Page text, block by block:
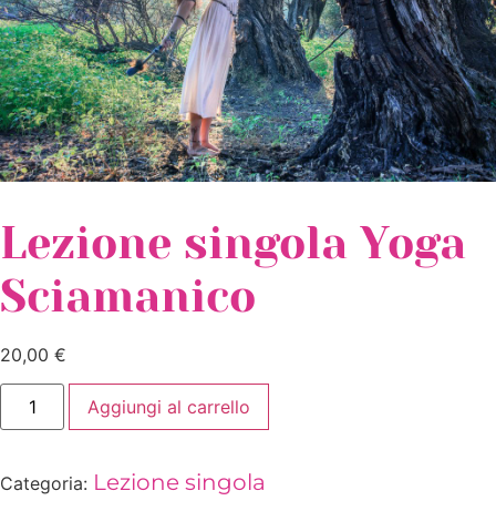
Lezione singola Yoga
Sciamanico
20,00 €
Aggiungi al carrello
Categoria: Lezione singola